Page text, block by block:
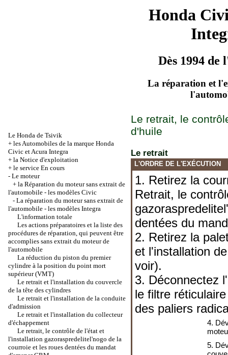
Honda
Dès 1994 de
La réparation et
Le Honda de Tsivik
+ les Automobiles de la marque Honda
Civic et Acura Integra
+ la Notice d'exploitation
+ le service En cours
- Le moteur
+ la Réparation du moteur sans extrait de
l'automobile - les modèles Civic
- La réparation du moteur sans extrait de
l'automobile - les modèles Integra
L'information totale
Les actions préparatoires et la liste des
procédures de réparation, qui peuvent être
accomplies sans extrait du moteur de
l'automobile
La réduction du piston du premier
cylindre à la position du point mort
supérieur (VMT)
Le retrait et l'installation du couvercle
de la tête des cylindres
Le retrait et l'installation de la conduite
d'admission
Le retrait et l'installation du collecteur
d'échappement
Le retrait, le contrôle de l'état et
l'installation gazoraspredelitel'nogo de la
courroie et les roues dentées du mandat
Le retrait, le
d'huile
Le retrait
L'ORDRE DE L'EXÉCUTION
1. Retirez la
Retrait, le
dentées du
2. Retirez la
et l'installation
voir).
3. Déconnectez
le filtre
des paliers
4.
5.